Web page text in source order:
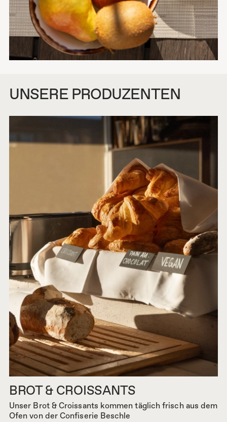
UNSERE PRODUZENTEN
BROT & CROISSANTS
Unser Brot & Croissants kommen täglich frisch aus dem
Ofen von der Confiserie Beschle